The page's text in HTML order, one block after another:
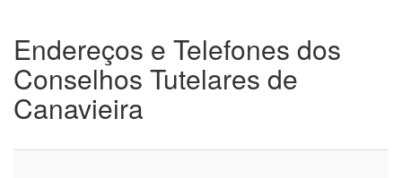
Endereços e Telefones dos
Conselhos Tutelares de
Canavieira